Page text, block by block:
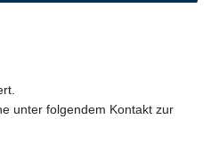
unter folgendem Kontakt zur